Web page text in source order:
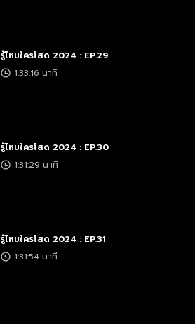
รู้ไหมใครโสด 2024 : EP.29
1:33:16 นาที
รู้ไหมใครโสด 2024 : EP.30
1:31:29 นาที
รู้ไหมใครโสด 2024 : EP.31
1:31:54 นาที